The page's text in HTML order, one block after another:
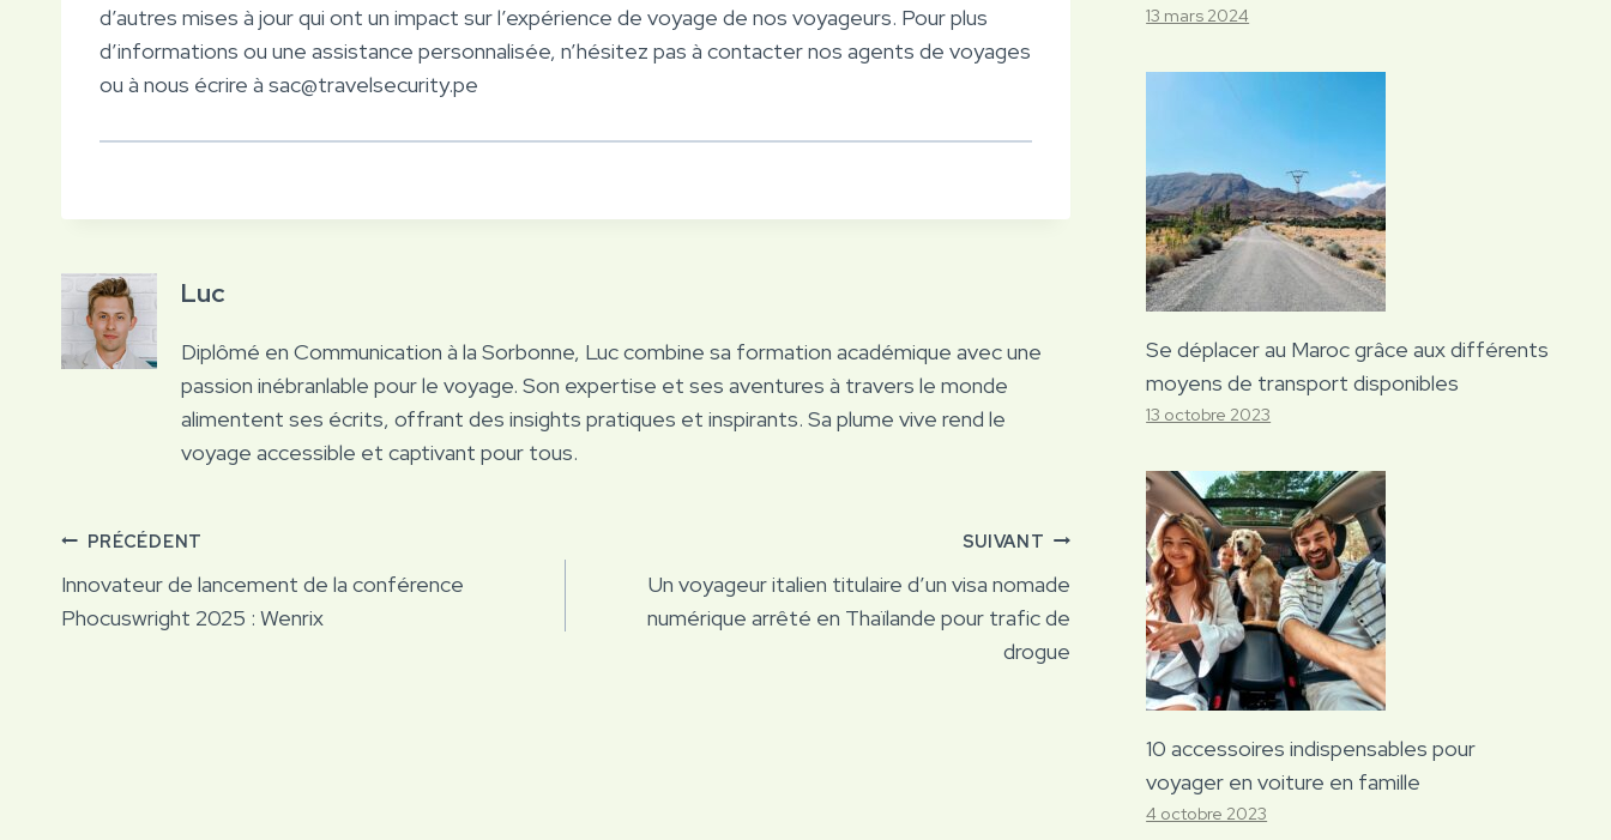
d’autres mises à jour qui ont un impact sur l’expérience de voyage de nos voyageurs. Pour plus
d’informations ou une assistance personnalisée, n’hésitez pas à contacter nos agents de voyages
ou à nous écrire à sac@travelsecurity.pe
Luc
Diplômé en Communication à la Sorbonne, Luc combine sa formation académique avec une
passion inébranlable pour le voyage. Son expertise et ses aventures à travers le monde
alimentent ses écrits, offrant des insights pratiques et inspirants. Sa plume vive rend le
voyage accessible et captivant pour tous.
Navigation
de
PRÉCÉDENT
Innovateur de lancement de la conférence
Phocuswright 2025 : Wenrix
SUIVANT
Un voyageur italien titulaire d’un visa nomade
numérique arrêté en Thaïlande pour trafic de
drogue
13 mars 2024
Se déplacer au Maroc grâce aux différents
moyens de transport disponibles
13 octobre 2023
10 accessoires indispensables pour
voyager en voiture en famille
4 octobre 2023